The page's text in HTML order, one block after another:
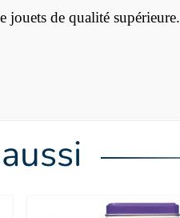
jouets de qualité supérieure.